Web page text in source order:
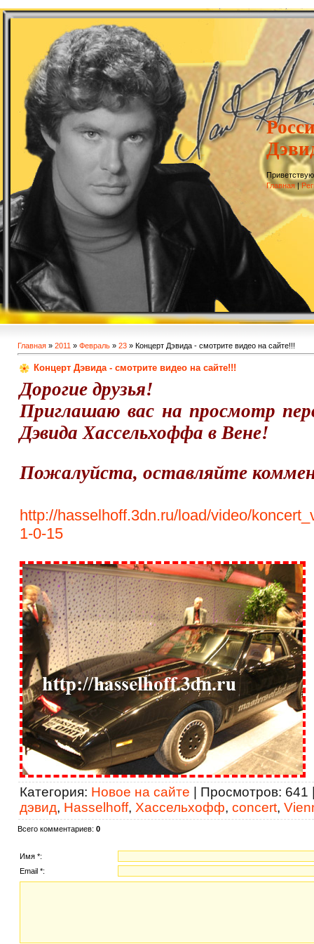
Главная|
Главная » 2011 » Февраль » 23 » Концерт Дэвида - смотрите видео на сайте!!!
Концерт Дэвида - смотрите видео на сайте!!!
Дорогие друзья!
Приглашаю вас на просмотр
Дэвида Хассельхоффа в Вене!
Пожалуйста, оставляйте
http://hasselhoff.3dn.ru/load/video/
1-0-15
Категория: Новое на сайте | Просмотров: 641
дэвид, Hasselhoff, Хассельхофф, concert,
Всего комментариев: 0
Имя *:
Email *: